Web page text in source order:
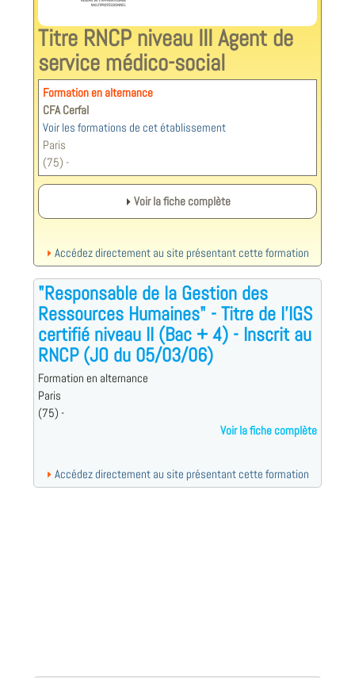
Titre RNCP niveau III Agent de
service médico-social
Formation en alternance
CFA Cerfal
Voir les formations de cet établissement
Paris
(75) -
Voir la fiche complète
Accédez directement au site présentant cette formation
"Responsable de la Gestion des
Ressources Humaines" - Titre de l'IGS
certifié niveau II (Bac + 4) - Inscrit au
RNCP (JO du 05/03/06)
Formation en alternance
Paris
(75) -
Voir la fiche complète
Accédez directement au site présentant cette formation